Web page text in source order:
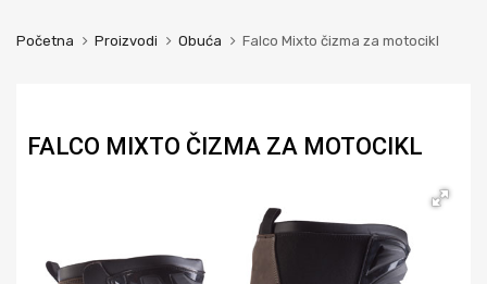
Početna Proizvodi Obuća Falco Mixto čizma za motocikl
FALCO MIXTO ČIZMA ZA MOTOCIKL